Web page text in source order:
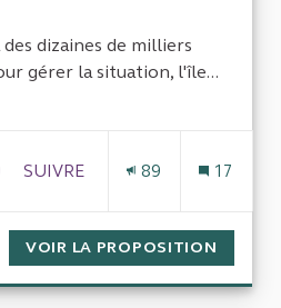
dizaines de milliers
gérer la situation, l'île...
catégorie : CRC Guadeloupe
39 ABONNÉS
SUIVRE
89 17
VOIR LA PROPOSITION